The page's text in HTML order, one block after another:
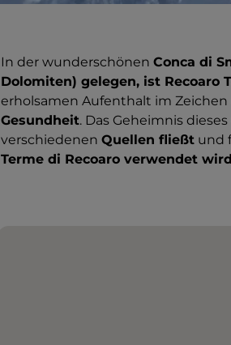
In der wunderschönen Conca di
Dolomiten) gelegen, ist Recoaro
erholsamen Aufenthalt im Zeichen
Gesundheit. Das Geheimnis
verschiedenen Quellen fließt und
Terme di Recoaro verwendet